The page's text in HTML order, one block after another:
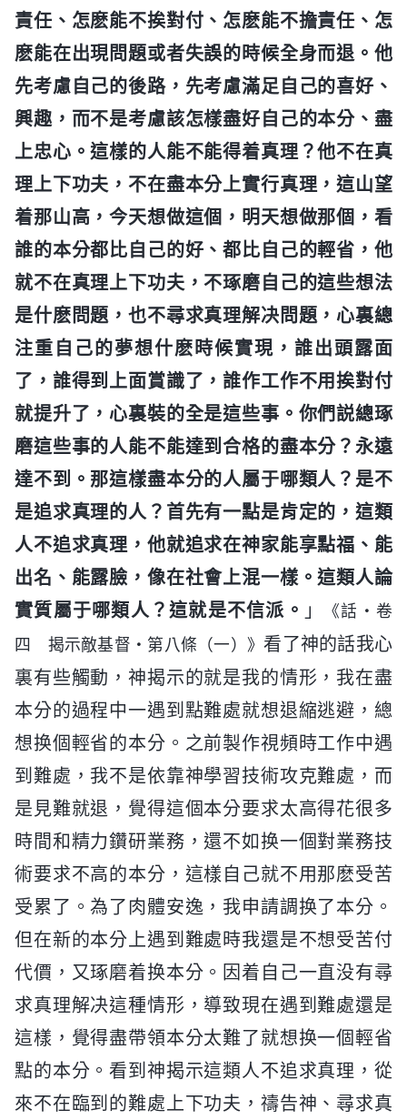
責任、怎麽能不挨對付、怎麽能不擔責任、怎
麽能在出現問題或者失誤的時候全身而退。他
先考慮自己的後路，先考慮滿足自己的喜好、
興趣，而不是考慮該怎樣盡好自己的本分、盡
上忠心。這樣的人能不能得着真理？他不在真
理上下功夫，不在盡本分上實行真理，這山望
着那山高，今天想做這個，明天想做那個，看
誰的本分都比自己的好、都比自己的輕省，他
就不在真理上下功夫，不琢磨自己的這些想法
是什麽問題，也不尋求真理解决問題，心裏總
注重自己的夢想什麽時候實現，誰出頭露面
了，誰得到上面賞識了，誰作工作不用挨對付
就提升了，心裏裝的全是這些事。你們説總琢
磨這些事的人能不能達到合格的盡本分？永遠
達不到。那這樣盡本分的人屬于哪類人？是不
是追求真理的人？首先有一點是肯定的，這類
人不追求真理，他就追求在神家能享點福、能
出名、能露臉，像在社會上混一樣。這類人論
實質屬于哪類人？這就是不信派。 」
《話・卷
四 揭示敵基督・第八條（一）》看了神的話我心
裏有些觸動，神揭示的就是我的情形，我在盡
本分的過程中一遇到點難處就想退縮逃避，總
想换個輕省的本分。之前製作視頻時工作中遇
到難處，我不是依靠神學習技術攻克難處，而
是見難就退，覺得這個本分要求太高得花很多
時間和精力鑽研業務，還不如换一個對業務技
術要求不高的本分，這樣自己就不用那麽受苦
受累了。為了肉體安逸，我申請調换了本分。
但在新的本分上遇到難處時我還是不想受苦付
代價，又琢磨着换本分。因着自己一直没有尋
求真理解决這種情形，導致現在遇到難處還是
這樣，覺得盡帶領本分太難了就想换一個輕省
點的本分。看到神揭示這類人不追求真理，從
來不在臨到的難處上下功夫，禱告神、尋求真